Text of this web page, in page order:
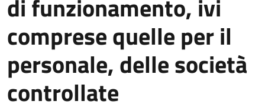
di funzionamento, ivi
comprese quelle per il
personale, delle società
controllate